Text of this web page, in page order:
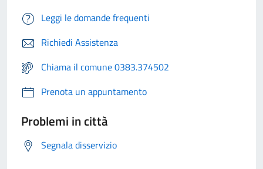
Leggi le domande frequenti
Richiedi Assistenza
Chiama il comune 0383.374502
Prenota un appuntamento
Problemi in città
Segnala disservizio